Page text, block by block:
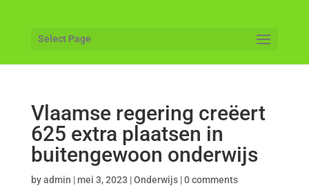
Select Page
Vlaamse regering creëert
625 extra plaatsen in
buitengewoon onderwijs
byadmin |mei 3, 2023 |Onderwijs|0 comments